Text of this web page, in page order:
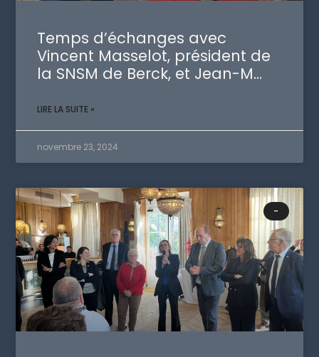
Temps d’échanges avec
Vincent Masselot, président de
la SNSM de Berck, et Jean-M…
LIRE LA SUITE »
novembre 23, 2024
-